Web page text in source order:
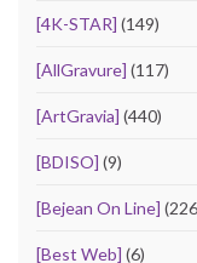
[4K-STAR] (149)
[AllGravure] (117)
[ArtGravia] (440)
[BDISO] (9)
[Bejean On Line]
[Best Web] (6)